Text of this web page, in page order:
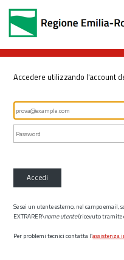
Accedere utilizzando l'account
Accedi
Se sei un utente esterno, nel campo email,
EXTRARER\nome utente(ricevuto tramite
Per problemi tecnici contatta l’assistenza